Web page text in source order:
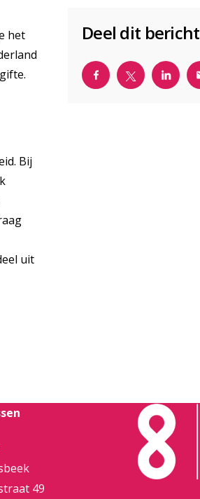
het
Bij
uit
Deel dit bericht
49